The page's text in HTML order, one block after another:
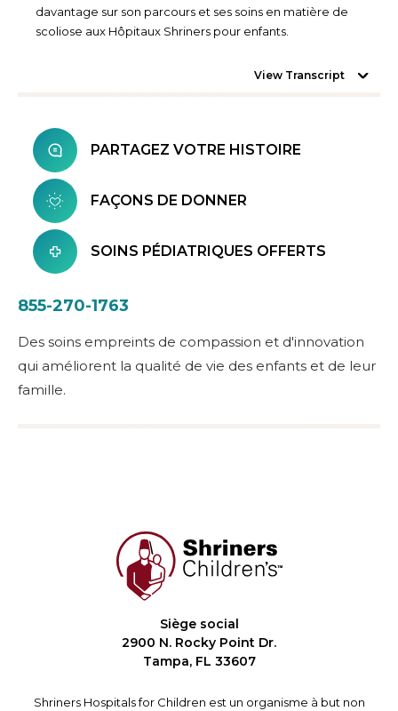
davantage sur son parcours et ses soins en matière de
scoliose aux Hôpitaux Shriners pour enfants.
View Transcript
PARTAGEZ VOTRE HISTOIRE
FAÇONS DE DONNER
SOINS PÉDIATRIQUES OFFERTS
855-270-1763
Des soins empreints de compassion et d'innovation
qui améliorent la qualité de vie des enfants et de leur
famille.
Siège social
2900 N. Rocky Point Dr.
Tampa, FL 33607
Shriners Hospitals for Children est un organisme à but non